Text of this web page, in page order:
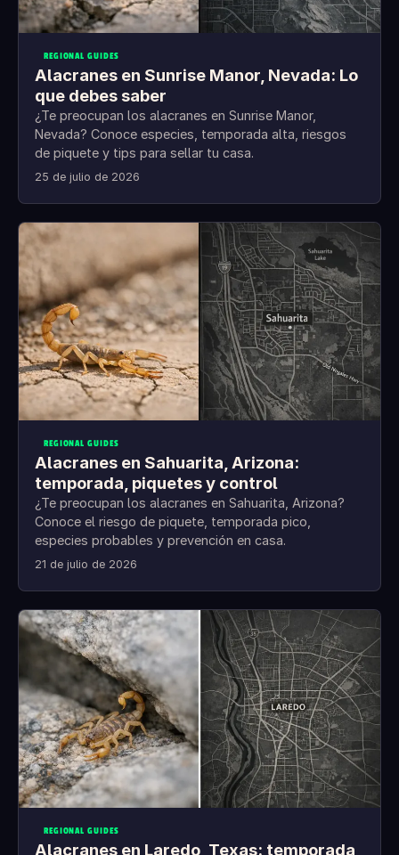
REGIONAL GUIDES
Alacranes en Sunrise Manor, Nevada: Lo
que debes saber
¿Te preocupan los alacranes en Sunrise Manor,
Nevada? Conoce especies, temporada alta, riesgos
de piquete y tips para sellar tu casa.
25 de julio de 2026
REGIONAL GUIDES
Alacranes en Sahuarita, Arizona:
temporada, piquetes y control
¿Te preocupan los alacranes en Sahuarita, Arizona?
Conoce el riesgo de piquete, temporada pico,
especies probables y prevención en casa.
21 de julio de 2026
REGIONAL GUIDES
Alacranes en Laredo, Texas: temporada,